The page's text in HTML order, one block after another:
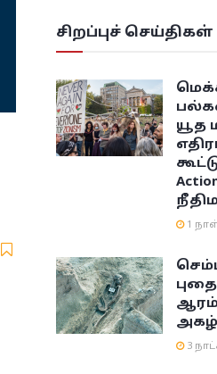
சிறப்புச் செய்திகள்
யூத
1
3